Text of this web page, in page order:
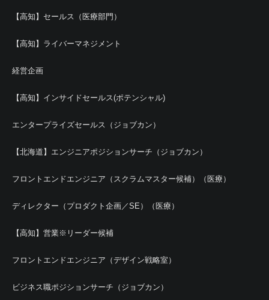
【高知】セールス（医療部門）
【高知】ライバーマネジメント
経営企画
【高知】インサイドセールス(ポテンシャル)
エンタープライズセールス（ジョブカン）
【北海道】エンジニアポジションサーチ（ジョブカン）
フロントエンドエンジニア（スクラムマスター候補）（医療）
ディレクター（プロダクト企画／SE）（医療）
【高知】営業※リーダー候補
フロントエンドエンジニア（デザイン戦略室）
ビジネス職ポジションサーチ（ジョブカン）